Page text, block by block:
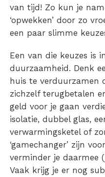
van tijd! Zo kun je
‘opwekken’ door zo
een paar slimme
Een van die keuzes is
duurzaamheid. Denk
huis te verduurzamen
zichzelf terugbetalen
geld voor je gaan
isolatie, dubbel glas,
verwarmingsketel of
‘gamechanger’ zijn
verminder je daarmee
Vaak krijg je er nog